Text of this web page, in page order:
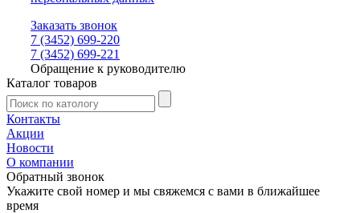
Заказать звонок
7 (3452) 699-220
7 (3452) 699-221
Обращение к руководителю
Каталог товаров
Контакты
Акции
Новости
О компании
Обратный звонок
Укажите свой номер и мы свяжемся с вами в ближайшее
время